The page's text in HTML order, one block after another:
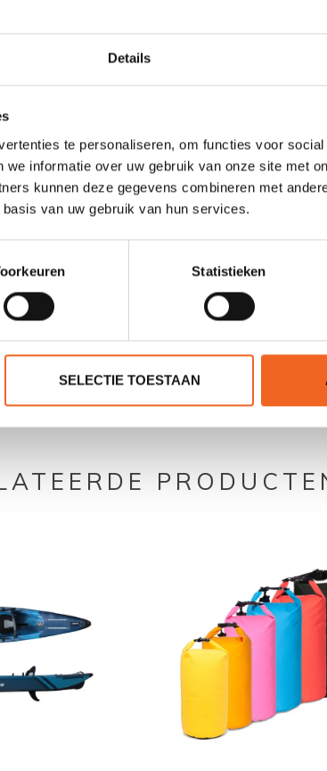
Details
te personaliseren, om functies voor
informatie over uw gebruik van onze site met
kunnen deze gegevens combineren met
van uw gebruik van hun services.
Statistieken
SELECTIE TOESTAAN
3.5 PSI zijtubes, 10 PSI bodem
2 afneembaar
JE BEOORDELING TOEVOEGEN